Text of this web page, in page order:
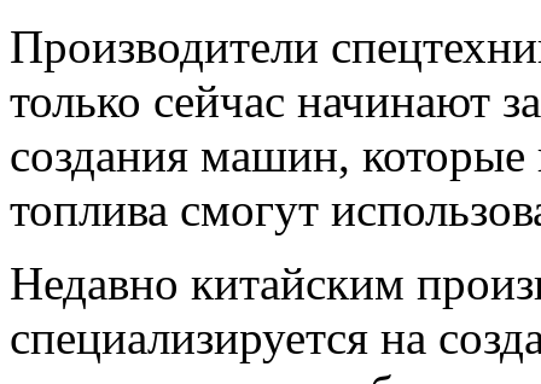
Производители
только сейчас начинают
создания машин, которые
топлива смогут
Недавно китайским
специализируется на